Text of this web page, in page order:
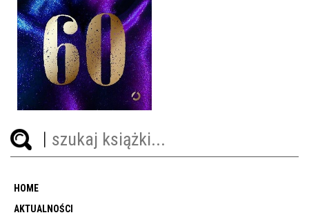
60
MAGDALENA PYZNAR
OPRAWA MIĘKKA
49,99 ZŁ
HOME
AKTUALNOŚCI